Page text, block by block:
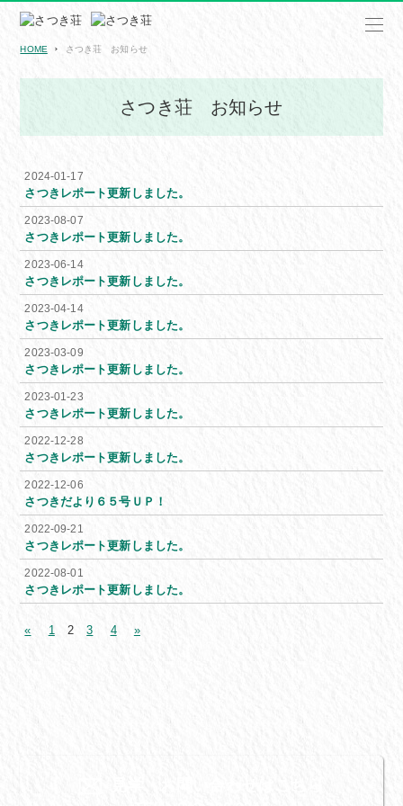
HOME さつき荘 お知らせ
さつき荘 お知らせ
2024-01-17
さつきレポート更新しました。
2023-08-07
さつきレポート更新しました。
2023-06-14
さつきレポート更新しました。
2023-04-14
さつきレポート更新しました。
2023-03-09
さつきレポート更新しました。
2023-01-23
さつきレポート更新しました。
2022-12-28
さつきレポート更新しました。
2022-12-06
さつきだより６５号ＵＰ！
2022-09-21
さつきレポート更新しました。
2022-08-01
さつきレポート更新しました。
« 1 2 3 4 »